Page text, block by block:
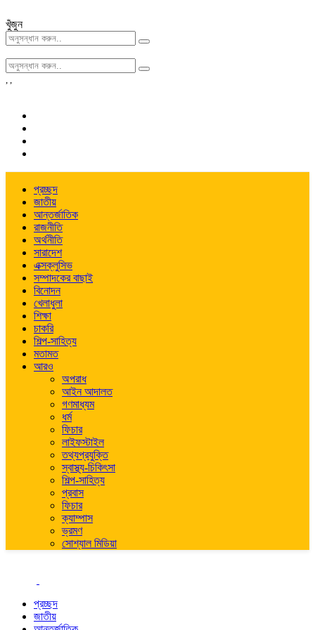
খুঁজুন
, ,
প্রচ্ছদ
জাতীয়
আন্তর্জাতিক
রাজনীতি
অর্থনীতি
সারাদেশ
এক্সক্লুসিভ
সম্পাদকের বাছাই
বিনোদন
খেলাধুলা
শিক্ষা
চাকরি
শিল্প-সাহিত্য
মতামত
আরও
অপরাধ
আইন আদালত
গণমাধ্যম
ধর্ম
ফিচার
লাইফস্টাইল
তথ্যপ্রযুক্তি
স্বাস্থ্য-চিকিৎসা
শিল্প-সাহিত্য
প্রবাস
ফিচার
ক্যাম্পাস
ভ্রমণ
সোশ্যাল মিডিয়া
প্রচ্ছদ
জাতীয়